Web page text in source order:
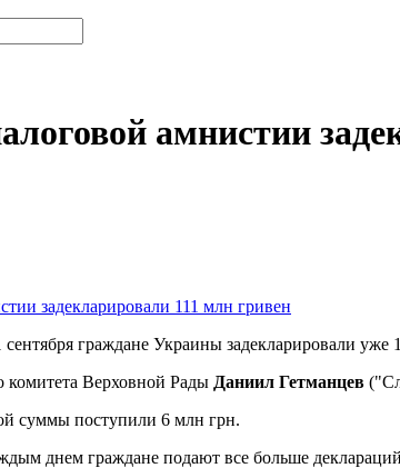
амнистии
граждане Украины задекларировали уже
комитета Верховной Рады Даниил Гетманцев
суммы поступили 6 млн грн.
днем граждане подают все больше